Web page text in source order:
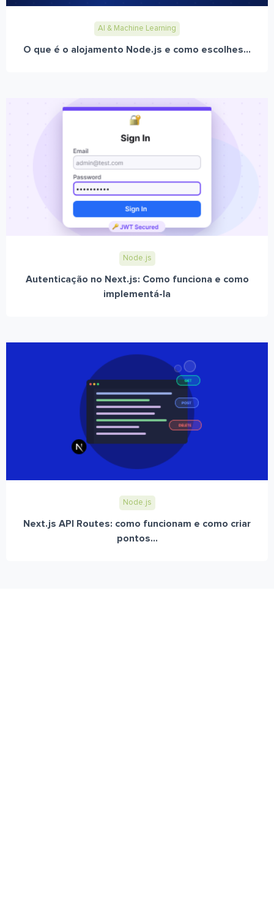
AI & Machine Learning
O que é o alojamento Node.js e como escolhes...
Node.js
Autenticação no Next.js: Como funciona e como
implementá-la
Node.js
Next.js API Routes: como funcionam e como criar
pontos...